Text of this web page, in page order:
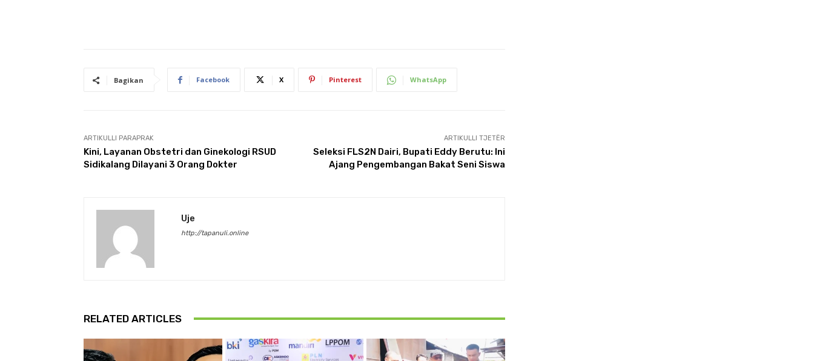
Bagikan Facebook X Pinterest WhatsApp
ARTIKULLI PARAPRAK
Kini, Layanan Obstetri dan Ginekologi RSUD
Sidikalang Dilayani 3 Orang Dokter
ARTIKULLI TJETËR
Seleksi FLS2N Dairi, Bupati Eddy Berutu: Ini
Ajang Pengembangan Bakat Seni Siswa
Uje
http://tapanuli.online
RELATED ARTICLES